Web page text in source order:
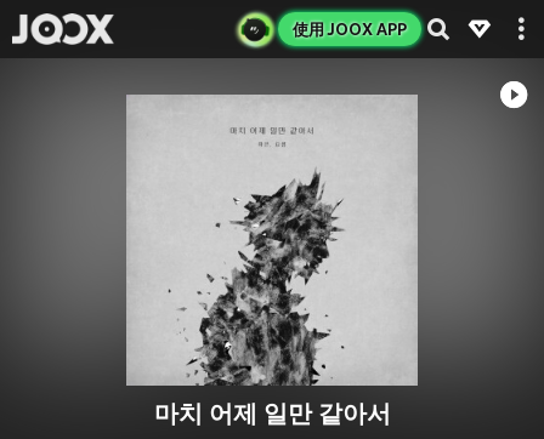
使用 JOOX APP
마치 어제 일만 같아서